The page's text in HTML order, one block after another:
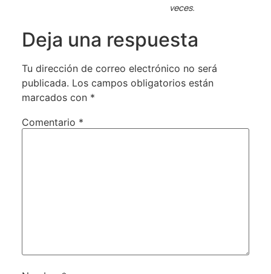
veces.
Deja una respuesta
Tu dirección de correo electrónico no será
publicada. Los campos obligatorios están
marcados con *
Comentario *